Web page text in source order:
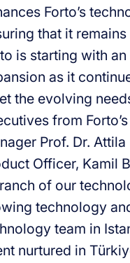
Forto’s
that it
is starting with
as it
the evolving
from
Prof. Dr.
Officer, Kamil
of our
technology
team in
nurtured in